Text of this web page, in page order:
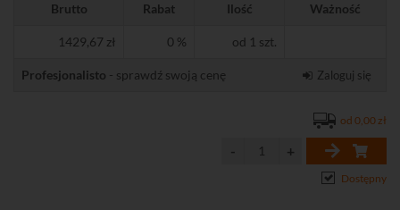
Brutto Rabat Ilość Ważność
1429,67 zł 0 % od 1 szt.
Profesjonalisto - sprawdź swoją cenę Zaloguj się
od 0,00 zł
Dostępny